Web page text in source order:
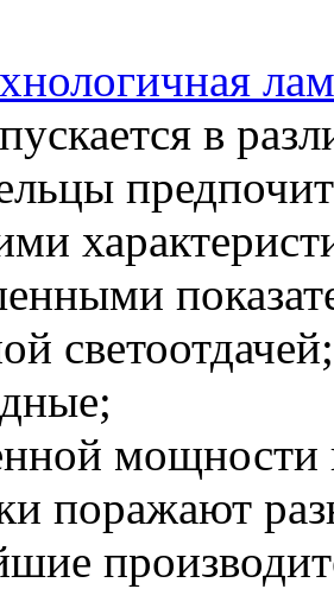
в
светоотдачей;
мощности
поражают